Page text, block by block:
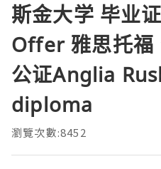
斯金大学 毕业
Offer 雅思托福
公证Anglia
diploma
瀏覽次數:8452